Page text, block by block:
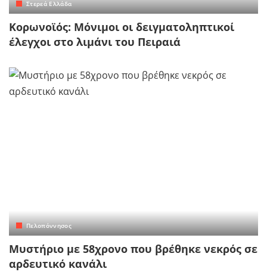
Στερεά Ελλάδα
Κορωνοϊός: Μόνιμοι οι δειγματοληπτικοί
έλεγχοι στο λιμάνι του Πειραιά
Πελοπόννησος
Μυστήριο με 58χρονο που βρέθηκε νεκρός σε
αρδευτικό κανάλι